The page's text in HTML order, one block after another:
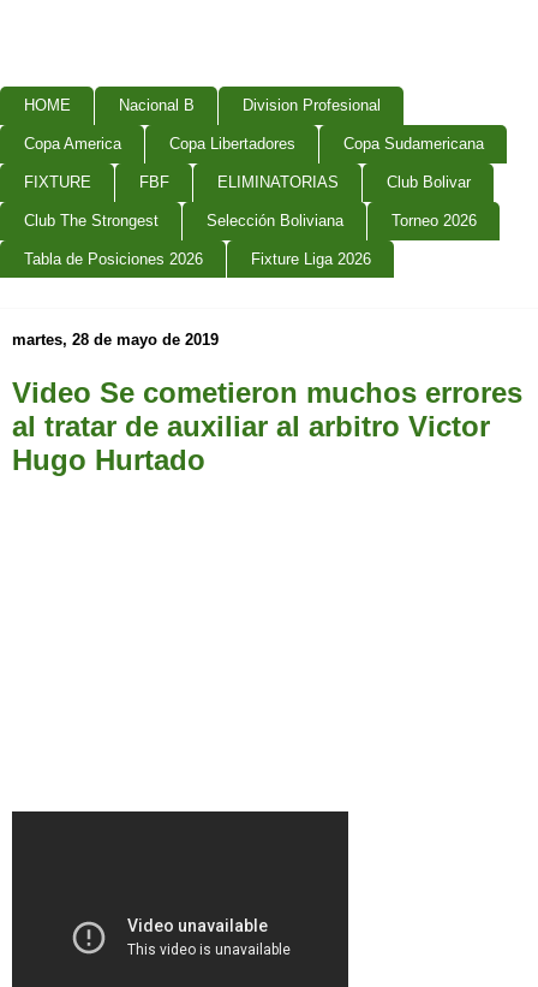
HOME Nacional B Division Profesional
Copa America Copa Libertadores Copa Sudamericana
FIXTURE FBF ELIMINATORIAS Club Bolivar
Club The Strongest Selección Boliviana Torneo 2026
Tabla de Posiciones 2026 Fixture Liga 2026
martes, 28 de mayo de 2019
Video Se cometieron muchos errores
al tratar de auxiliar al arbitro Victor
Hugo Hurtado